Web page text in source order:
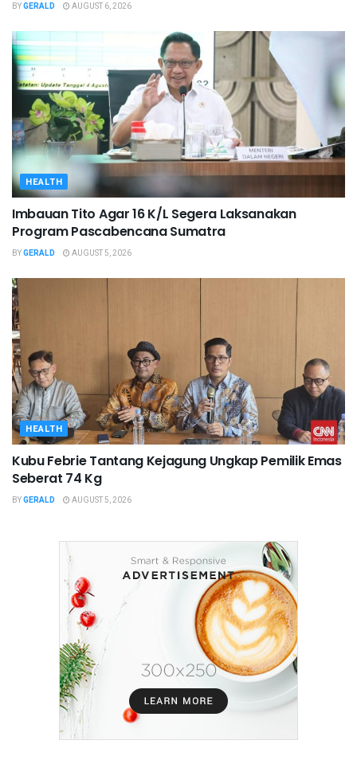
BYGERALD AUGUST 6, 2026
HEALTH
Imbauan Tito Agar 16 K/L Segera Laksanakan
Program Pascabencana Sumatra
BYGERALD AUGUST 5, 2026
HEALTH
Kubu Febrie Tantang Kejagung Ungkap Pemilik Emas
Seberat 74 Kg
BYGERALD AUGUST 5, 2026